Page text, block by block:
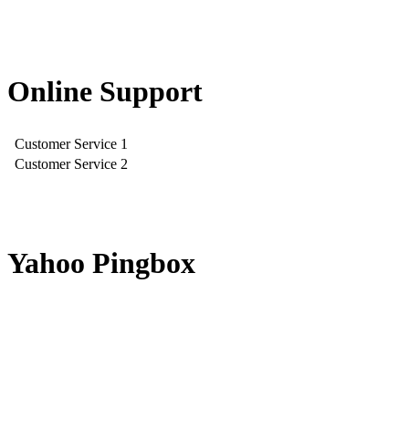
Online Support
Customer Service 1
Customer Service 2
Yahoo Pingbox